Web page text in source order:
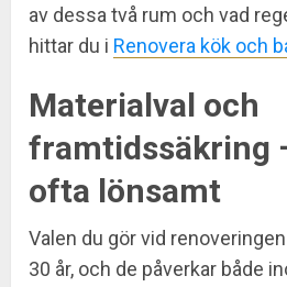
av dessa två rum och vad
hittar du i Renovera kök och
Materialval och
framtidssäkring
ofta lönsamt
Valen du gör vid
30 år, och de påverkar både